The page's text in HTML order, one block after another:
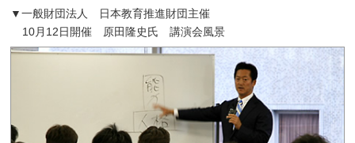
▼一般財団法人 日本教育推進財団主催
10月12日開催 原田隆史氏 講演会風景